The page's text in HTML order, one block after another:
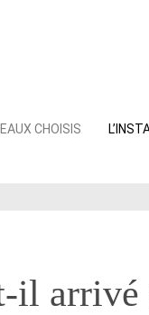
CHOISIS
il arrivé